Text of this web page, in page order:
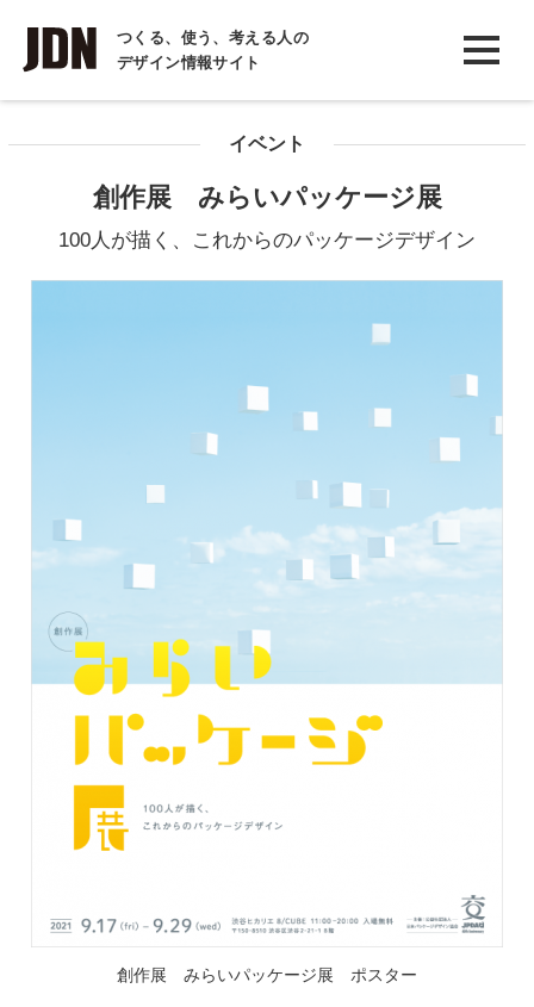
つくる、使う、考える人の
デザイン情報サイト
INTERVIEW
インタビュー
COLUMN
イベント
創作展 みらいパッケージ展
100人が描く、これからのパッケージデザイン
創作展 みらいパッケージ展 ポスター